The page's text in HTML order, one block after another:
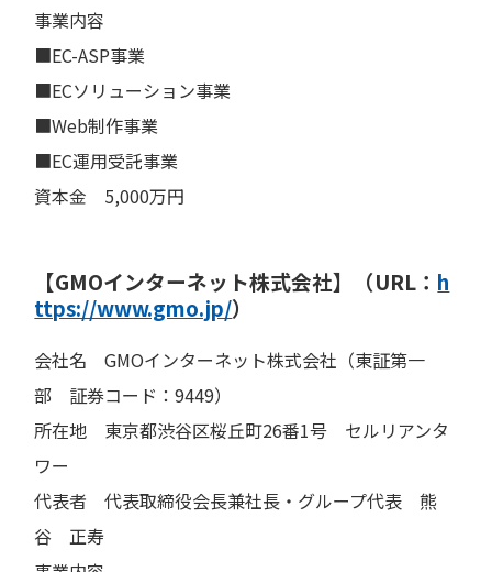
事業内容
■EC-ASP事業
■ECソリューション事業
■Web制作事業
■EC運用受託事業
資本金 5,000万円
【GMOインターネット株式会社】（URL： h
ttps://www.gmo.jp/）
会社名 GMOインターネット株式会社（東証第一
部 証券コード：9449）
所在地 東京都渋谷区桜丘町26番1号 セルリアンタ
ワー
代表者 代表取締役会長兼社長・グループ代表 熊
谷 正寿